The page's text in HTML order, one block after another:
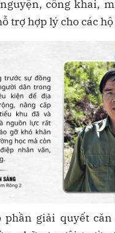
công khai,
trợ hợp lý cho các
phần giải quyết